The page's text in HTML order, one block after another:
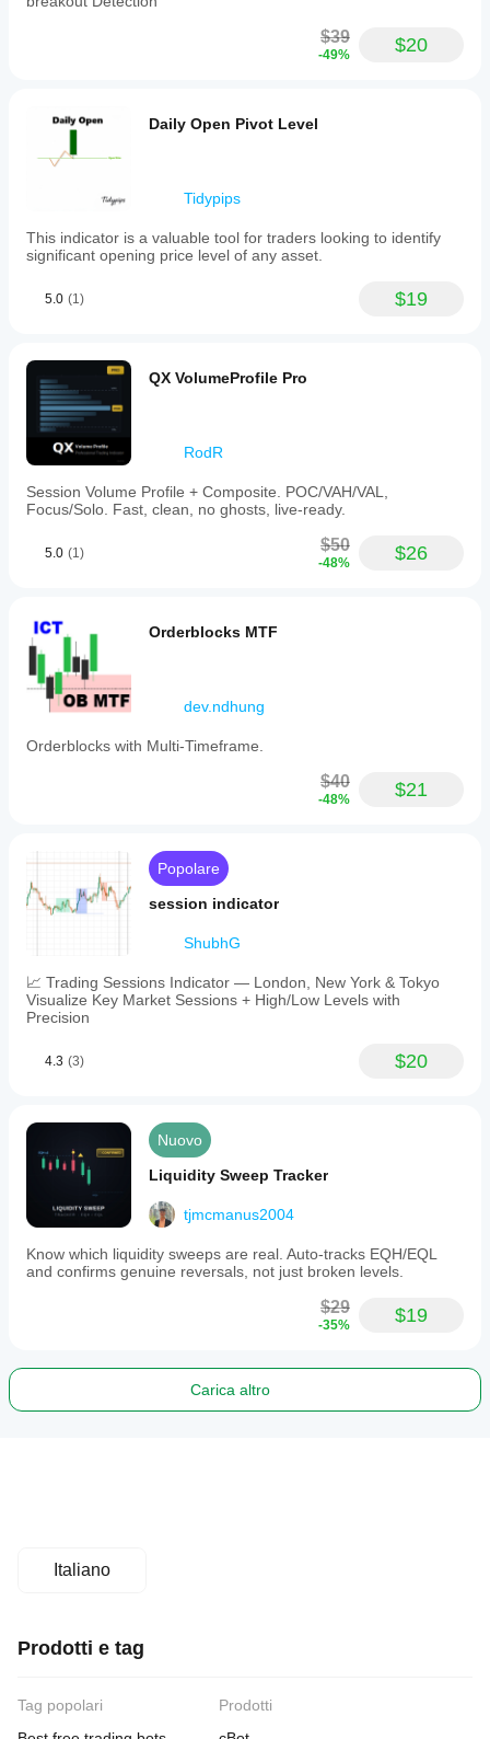
$39
-49% $20
Daily Open Pivot Level
Tidypips
This indicator is a valuable tool for traders looking to identify
significant opening price level of any asset.
5.0 (1) $19
QX VolumeProfile Pro
RodR
Session Volume Profile + Composite. POC/VAH/VAL,
Focus/Solo. Fast, clean, no ghosts, live-ready.
5.0 (1) $50
-48% $26
Orderblocks MTF
dev.ndhung
Orderblocks with Multi-Timeframe.
$40
-48% $21
Popolare
session indicator
ShubhG
📈 Trading Sessions Indicator — London, New York & Tokyo
Visualize Key Market Sessions + High/Low Levels with
Precision
4.3 (3) $20
Nuovo
Liquidity Sweep Tracker
tjmcmanus2004
Know which liquidity sweeps are real. Auto-tracks EQH/EQL
and confirms genuine reversals, not just broken levels.
$29
-35% $19
Carica altro
Italiano
Prodotti e tag
Tag popolari
Prodotti